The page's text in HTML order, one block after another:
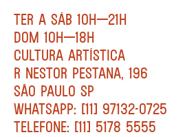
TER A SÁB 10H—21H
DOM 10H—18H
CULTURA ARTÍSTICA
R NESTOR PESTANA, 196
SÃO PAULO SP
WHATSAPP: [11] 97132-0725
TELEFONE: [11] 5178 5555